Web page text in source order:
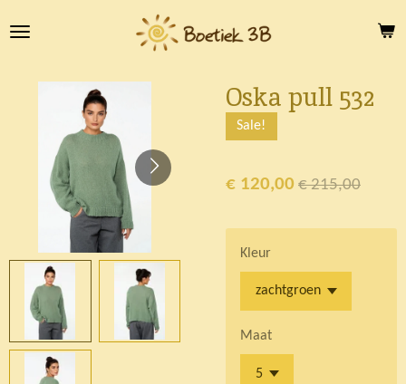
direct
hoofdinhoud
Oska pull 532
Sale!
€ 120,00 € 215,00
Kleur
Maat